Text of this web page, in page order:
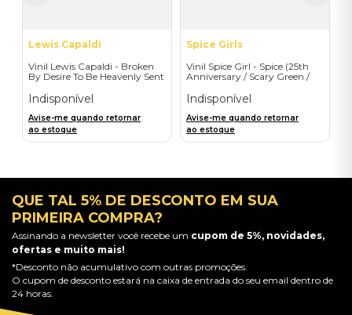
Lewis Capaldi
Vinil Lewis Capaldi - Broken
By Desire To Be Heavenly Sent
Indisponível
Avise-me quando retornar
ao estoque
Spice Girls
Vinil Spice Girl - Spice (25th
Anniversary / Scary Green /
Indisponível
Avise-me quando retornar
ao estoque
QUE TAL 5% DE DESCONTO EM SUA
PRIMEIRA COMPRA?
Assinando a newsletter você recebe um cupom de 5%, novidades,
ofertas e muito mais!
*Desconto não acumulativo com outras promoções.
O cupom de desconto estará na caixa de entrada do seu email dentro de
24 horas.